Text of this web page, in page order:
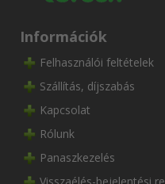
Információk
Felhasználói feltételek
Szállítás, díjszabás
Kapcsolat
Rólunk
Panaszkezelés
Visszaélés-bejelentési